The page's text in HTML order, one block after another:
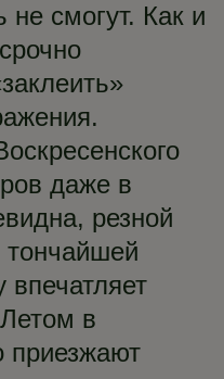
смогут. Как и
даже в
резной
тончайшей
в
приезжают